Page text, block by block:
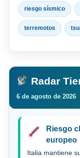
riesgo sísmico
terremotos
Radar
6 de agosto de 2026
Riesgo
europeo
Italia mantiene